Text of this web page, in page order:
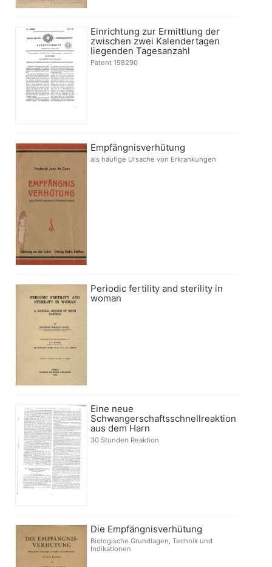
Einrichtung zur Ermittlung der
zwischen zwei Kalendertagen
liegenden Tagesanzahl
Patent 158290
Empfängnisverhütung
als häufige Ursache von Erkrankungen
Periodic fertility and sterility in
woman
Eine neue
Schwangerschaftsschnellreaktion
aus dem Harn
30 Stunden Reaktion
Die Empfängnisverhütung
Biologische Grundlagen, Technik und
Indikationen